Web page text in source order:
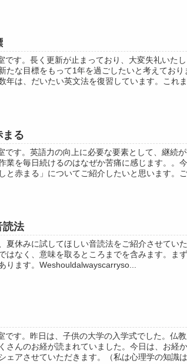
です。長く更新が止まっており、大変失礼いた
たな目標をもって1年を過ごしたいと考えており
年は、だいたい英文法を復習しています。これま
まる
です。英語力の向上に必要な要素として、継続
業を毎日続けるのはなぜか苦痛に感じます。。
と赤まる」についてご紹介したいと思います。ご
読法
夏休みに試してほしい音読法をご紹介させてい
はなく、意味を取るところまでを含みます。ま
ります。Weshouldalwayscarryso...
です。昨日は、子供の大学の入学式でした。仏
さんのお経が読まれていました。今日は、お経か
ェアさせていただきます。（私は心理学の知識